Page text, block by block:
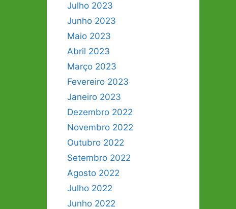
Julho 2023
Junho 2023
Maio 2023
Abril 2023
Março 2023
Fevereiro 2023
Janeiro 2023
Dezembro 2022
Novembro 2022
Outubro 2022
Setembro 2022
Agosto 2022
Julho 2022
Junho 2022